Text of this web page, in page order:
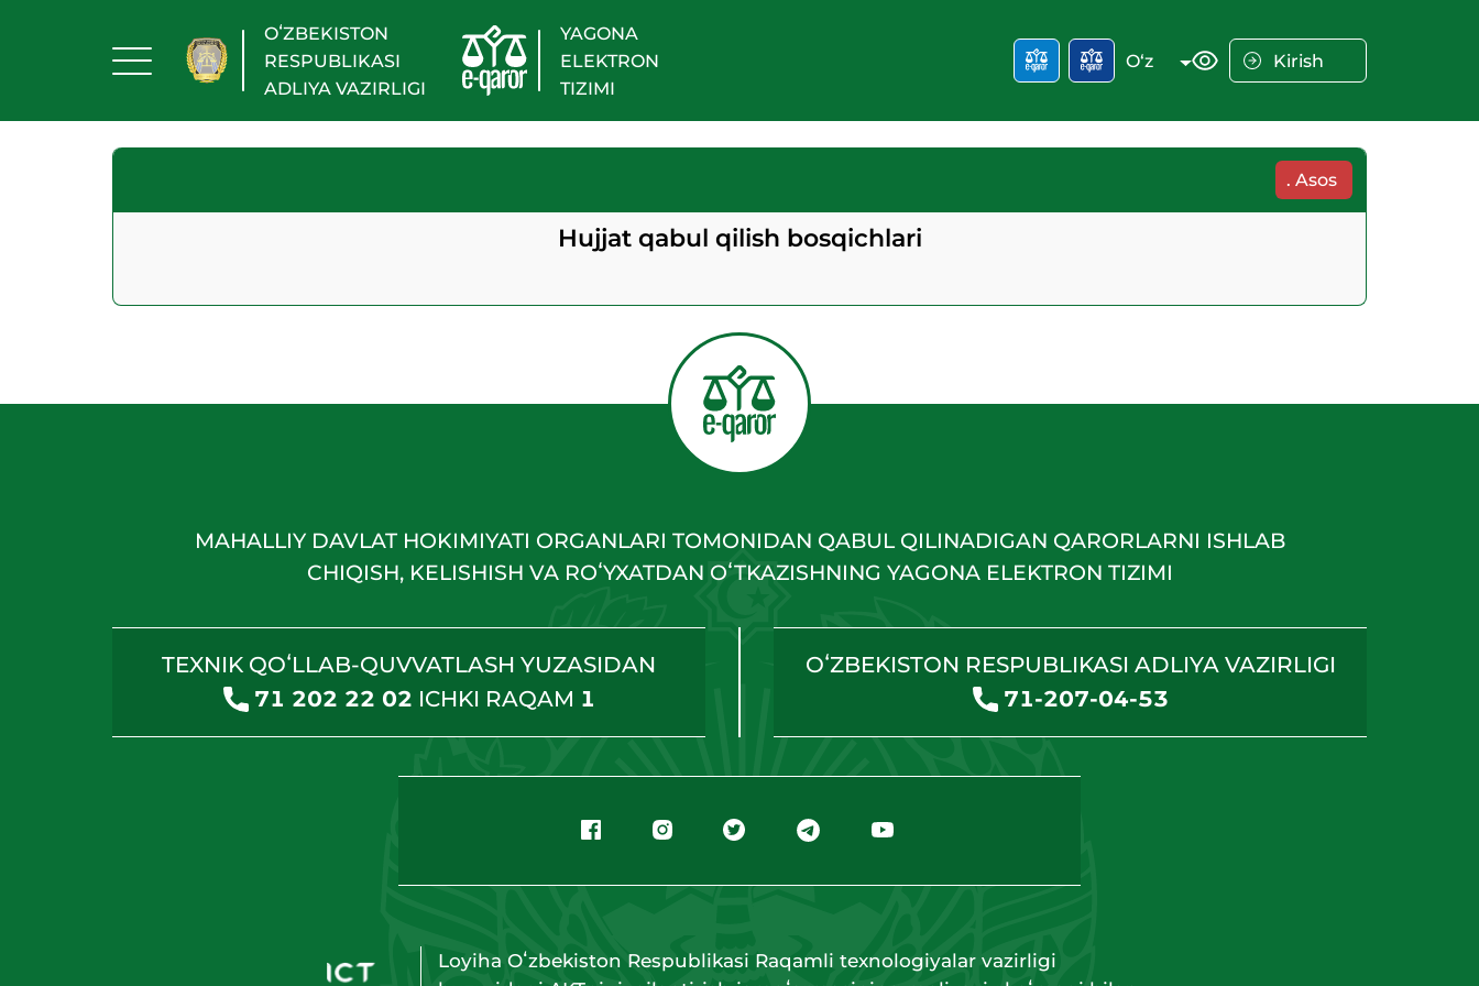
OʻZBEKISTON
RESPUBLIKASI
ADLIYA VAZIRLIGI
YAGONA
ELEKTRON
TIZIMI
O‘z Kirish
. Asos
Hujjat qabul qilish bosqichlari
MAHALLIY DAVLAT HOKIMIYATI ORGANLARI TOMONIDAN QABUL QILINADIGAN QARORLARNI ISHLAB
CHIQISH, KELISHISH VA ROʻYXATDAN OʻTKAZISHNING YAGONA ELEKTRON TIZIMI
TEXNIK QOʻLLAB-QUVVATLASH YUZASIDAN
71 202 22 02 ICHKI RAQAM 1
OʻZBEKISTON RESPUBLIKASI ADLIYA VAZIRLIGI
71-207-04-53
Loyiha Oʻzbekiston Respublikasi Raqamli texnologiyalar vazirligi